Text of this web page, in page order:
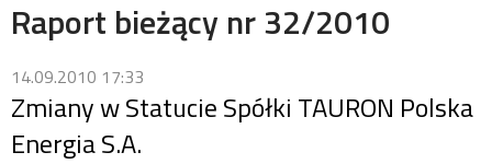
Raport bieżący nr 32/2010
14.09.2010 17:33
Zmiany w Statucie Spółki TAURON Polska
Energia S.A.